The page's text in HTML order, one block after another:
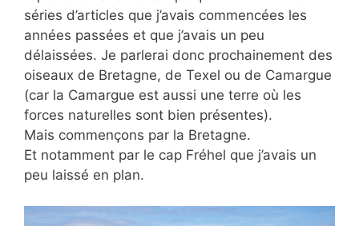
séries d’articles que j’avais commencées les
années passées et que j’avais un peu
délaissées. Je parlerai donc prochainement des
oiseaux de Bretagne, de Texel ou de Camargue
(car la Camargue est aussi une terre où les
forces naturelles sont bien présentes).
Mais commençons par la Bretagne.
Et notamment par le cap Fréhel que j’avais un
peu laissé en plan.